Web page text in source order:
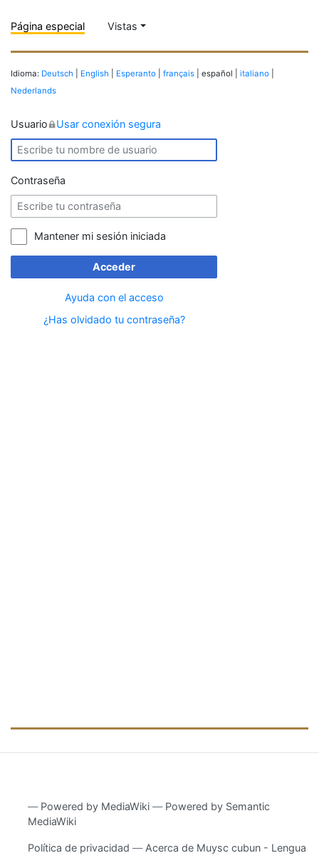
Página especial Vistas
Idioma: Deutsch English Esperanto français | español | italiano
Nederlands
Usuario Usar conexión segura
Contraseña
Mantener mi sesión iniciada
Acceder
Ayuda con el acceso
¿Has olvidado tu contraseña?
― Powered by MediaWiki ― Powered by Semantic
MediaWiki
Política de privacidad
Acerca de Muysc cubun - Lengua